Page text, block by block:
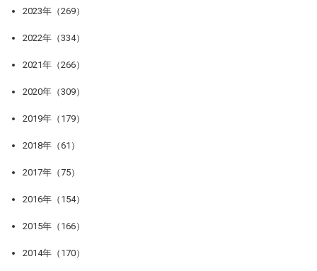
2023年（269）
2022年（334）
2021年（266）
2020年（309）
2019年（179）
2018年（61）
2017年（75）
2016年（154）
2015年（166）
2014年（170）